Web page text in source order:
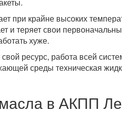
при крайне высоких
и теряет свои
хуже.
ресурс, работа всей
среды техническая
в АКПП